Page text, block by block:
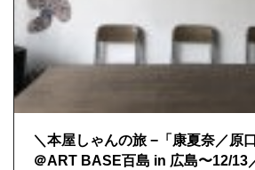
＼本屋しゃんの旅 −「康夏奈／原
＠ART BASE百島 in 広島〜12/